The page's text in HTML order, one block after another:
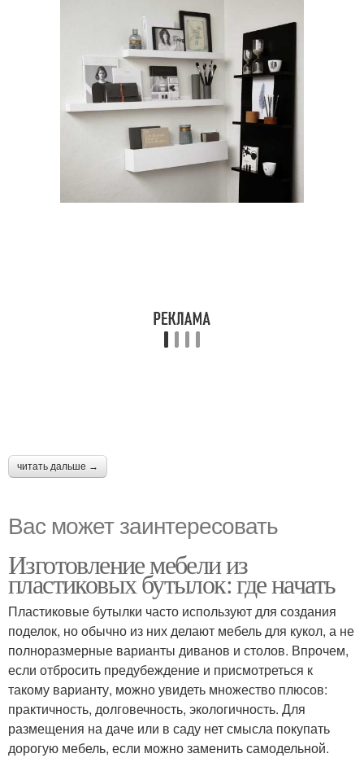
читать дальше →
Вас может заинтересовать
Изготовление мебели из
пластиковых бутылок: где начать
Пластиковые бутылки часто используют для создания
поделок, но обычно из них делают мебель для кукол, а не
полноразмерные варианты диванов и столов. Впрочем,
если отбросить предубеждение и присмотреться к
такому варианту, можно увидеть множество плюсов:
практичность, долговечность, экологичность. Для
размещения на даче или в саду нет смысла покупать
дорогую мебель, если можно заменить самодельной.